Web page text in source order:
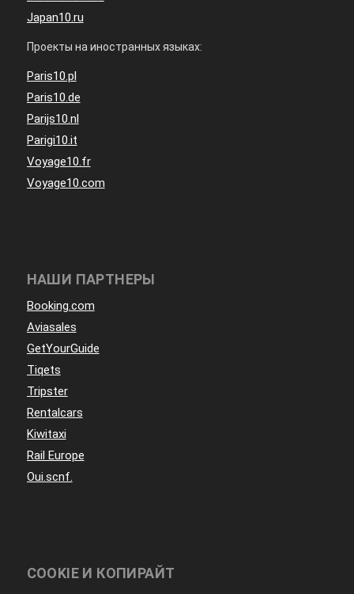
Japan10.ru
Проекты на иностранных языках:
Paris10.pl
Paris10.de
Parijs10.nl
Parigi10.it
Voyage10.fr
Voyage10.com
НАШИ ПАРТНЕРЫ
Booking.com
Aviasales
GetYourGuide
Tiqets
Tripster
Rentalcars
Kiwitaxi
Rail Europe
Oui.scnf.
COOKIE И КОПИРАЙТ